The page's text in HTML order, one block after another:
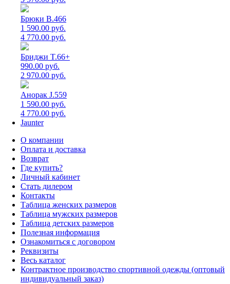
Брюки B.466
1 590.00 руб.
4 770.00 руб.
Бриджи T.66+
990.00 руб.
2 970.00 руб.
Анорак J.559
1 590.00 руб.
4 770.00 руб.
Jaunter
О компании
Оплата и доставка
Возврат
Где купить?
Личный кабинет
Стать дилером
Контакты
Таблица женских размеров
Таблица мужских размеров
Таблица детских размеров
Полезная информация
Ознакомиться с договором
Реквизиты
Весь каталог
Контрактное производство спортивной одежды (оптовый
индивидуальный заказ)